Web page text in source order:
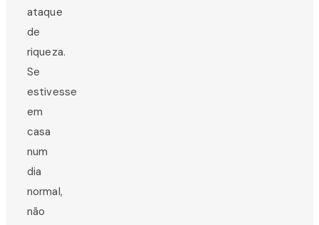
ataque
de
riqueza.
Se
estivesse
em
casa
num
dia
normal,
não